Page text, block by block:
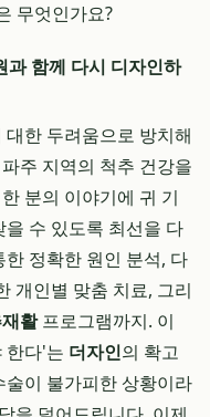
무엇인가요?
과 함께 다시 디자인하
한 두려움으로 방치해
주 지역의 척추 건강을
분의 이야기에 귀 기
수 있도록 최선을 다
정확한 원인 분석, 다
개인별 맞춤 치료, 그리
활프로그램까지. 이
한다'는 더자인의 확고
이 불가피한 상황이라